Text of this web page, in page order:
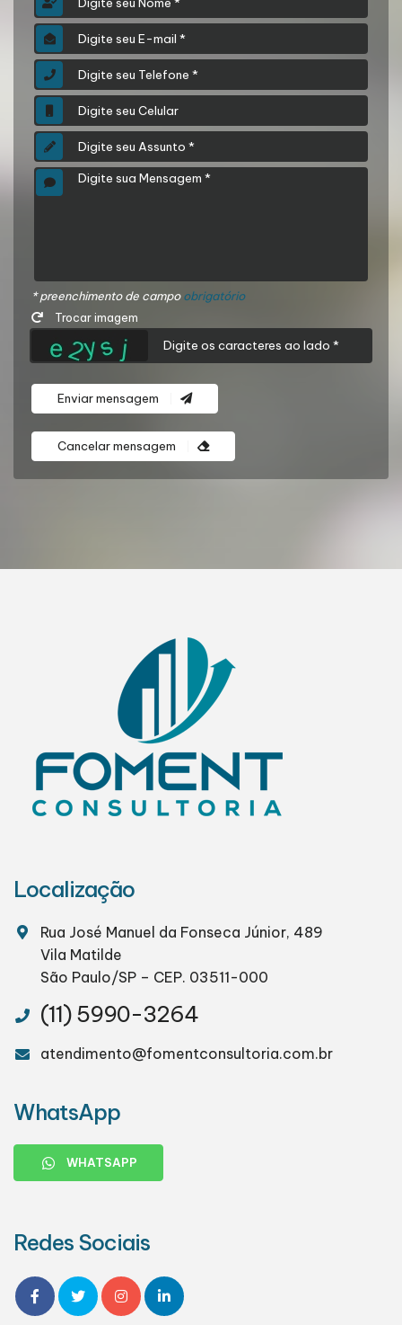
* preenchimento de campoobrigatório
Trocar imagem
Enviar mensagem
Cancelar mensagem
Localização
Rua José Manuel da Fonseca Júnior, 489
Vila Matilde
São Paulo/SP – CEP. 03511-000
(11) 5990-3264
atendimento@fomentconsultoria.com.br
WhatsApp
WHATSAPP
Redes Sociais